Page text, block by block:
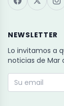
NEWSLETTER
Lo invitamos a
noticias de Mar